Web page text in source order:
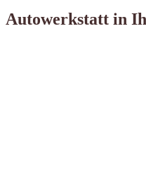
Autowerkstatt in